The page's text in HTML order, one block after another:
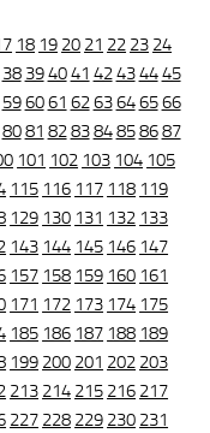
18 19 20 21 22 23 24
38 394041 42434445
596061 6263646566
8081 828384858687
101 102 103 104 105
115 116 117 118 119
129 130 131 132 133
143 144 145 146 147
157 158 159 160 161
171 172 173 174 175
185 186 187 188 189
199 200 201 202 203
213 214 215 216 217
227 228 229 230 231